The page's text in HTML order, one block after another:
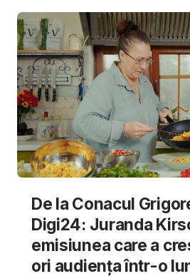
De la Conacul
Digi24: Juranda
emisiunea care a
ori audiența într-o